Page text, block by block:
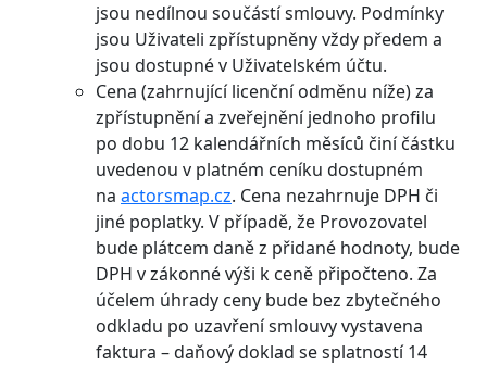
jsou nedílnou součástí smlouvy. Podmínky
jsou Uživateli zpřístupněny vždy předem a
jsou dostupné v Uživatelském účtu.
Cena (zahrnující licenční odměnu níže) za
zpřístupnění a zveřejnění jednoho profilu
po dobu 12 kalendářních měsíců činí částku
uvedenou v platném ceníku dostupném
na actorsmap.cz. Cena nezahrnuje DPH či
jiné poplatky. V případě, že Provozovatel
bude plátcem daně z přidané hodnoty, bude
DPH v zákonné výši k ceně připočteno. Za
účelem úhrady ceny bude bez zbytečného
odkladu po uzavření smlouvy vystavena
faktura – daňový doklad se splatností 14